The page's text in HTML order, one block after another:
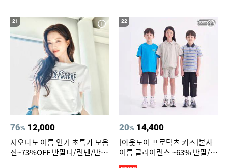
21
76% 12,000
지오다노 여름 인기 초특가 모음
전~73%OFF 반팔티/린넨/반바
22
20% 14,400
[아웃도어 프로덕츠 키즈]본사
여름 클리어런스 ~63% 반팔/반